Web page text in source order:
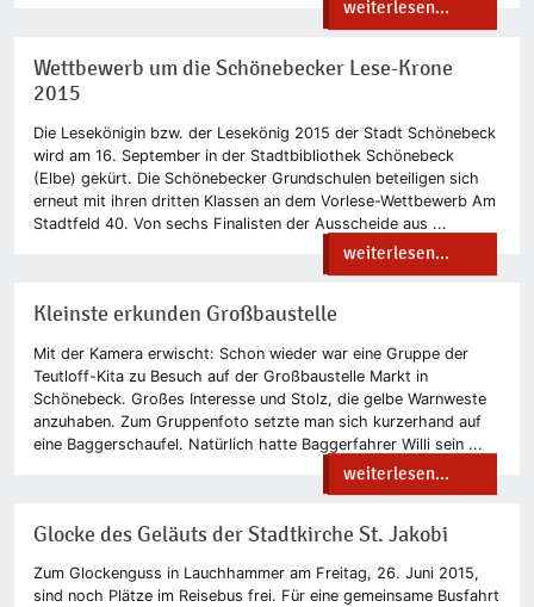
weiterlesen...
Wettbewerb um die Schönebecker Lese-Krone
2015
Die Lesekönigin bzw. der Lesekönig 2015 der Stadt Schönebeck
wird am 16. September in der Stadtbibliothek Schönebeck
(Elbe) gekürt. Die Schönebecker Grundschulen beteiligen sich
erneut mit ihren dritten Klassen an dem Vorlese-Wettbewerb Am
Stadtfeld 40. Von sechs Finalisten der Ausscheide aus ...
weiterlesen...
Kleinste erkunden Großbaustelle
Mit der Kamera erwischt: Schon wieder war eine Gruppe der
Teutloff-Kita zu Besuch auf der Großbaustelle Markt in
Schönebeck. Großes Interesse und Stolz, die gelbe Warnweste
anzuhaben. Zum Gruppenfoto setzte man sich kurzerhand auf
eine Baggerschaufel. Natürlich hatte Baggerfahrer Willi sein ...
weiterlesen...
Glocke des Geläuts der Stadtkirche St. Jakobi
Zum Glockenguss in Lauchhammer am Freitag, 26. Juni 2015,
sind noch Plätze im Reisebus frei. Für eine gemeinsame Busfahrt